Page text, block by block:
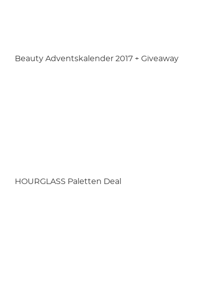
Beauty Adventskalender 2017 + Giveaway
HOURGLASS Paletten Deal